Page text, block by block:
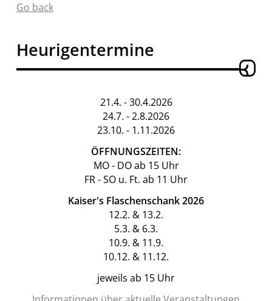
Go back
Heurigentermine
21.4. - 30.4.2026
24.7. - 2.8.2026
23.10. - 1.11.2026
ÖFFNUNGSZEITEN:
MO - DO ab 15 Uhr
FR - SO u. Ft. ab 11 Uhr
Kaiser's Flaschenschank 2026
12.2. & 13.2.
5.3. & 6.3.
10.9. & 11.9.
10.12. & 11.12.
jeweils ab 15 Uhr